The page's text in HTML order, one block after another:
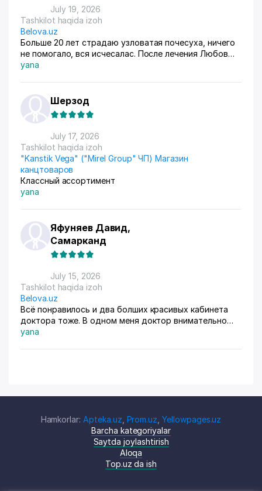
July 19, 2026
Tashkilot haqida izoh
Belova.uz
Больше 20 лет страдаю узловатая почесуха, ничего
не помогало, вся исчесалас. После лечения Любов
Владимировны 90% болячек ушло, сейчас
yana
Шерзод
July 17, 2026
Tashkilot haqida izoh
"Kanstik Vega" ("Mirel Group" ЧП) Магазин
канцтоваров
Классный ассортимент
yana
Яфуняев Давид,
Самарканд
July 15, 2026
Tashkilot haqida izoh
Belova.uz
Всё понравилось и два болших красивых кабинета
доктора тоже. В одном меня доктор внимательно
осмотрела. Там на стенах висят в рамках документы,
yana
Hamkorlar: Apteka.uz Prom.uz ,Yellowpages.uz
Barcha kategoriyalar
Saytda joylashtirish
Aloqa
Top.uz da ish